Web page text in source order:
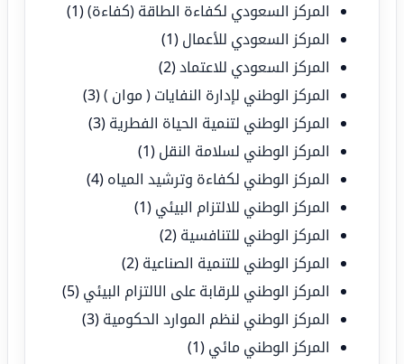
المركز السعودي لكفاءة الطاقة (كفاءة)(1)
المركز السعودي للأعمال (1)
المركز السعودي للاعتماد(2)
المركز الوطني لإدارة النفايات ( موان )(3)
المركز الوطني لتنمية الحياة الفطرية (3)
المركز الوطني لسلامة النقل (1)
المركز الوطني لكفاءة وترشيد المياه (4)
المركز الوطني للالتزام البيئي (1)
المركز الوطني للتنافسية (2)
المركز الوطني للتنمية الصناعية (2)
المركز الوطني للرقابة على الالتزام البيئي (5)
المركز الوطني لنظم الموارد الحكومية (3)
المركز الوطني مائي (1)